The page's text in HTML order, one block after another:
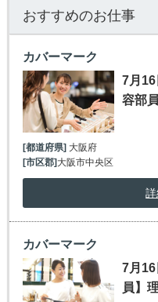
おすすめのお仕事
カバーマーク
7月
容部
[都道府県]大阪府
[市区郡]大阪市中央区
カバーマーク
7月
員】